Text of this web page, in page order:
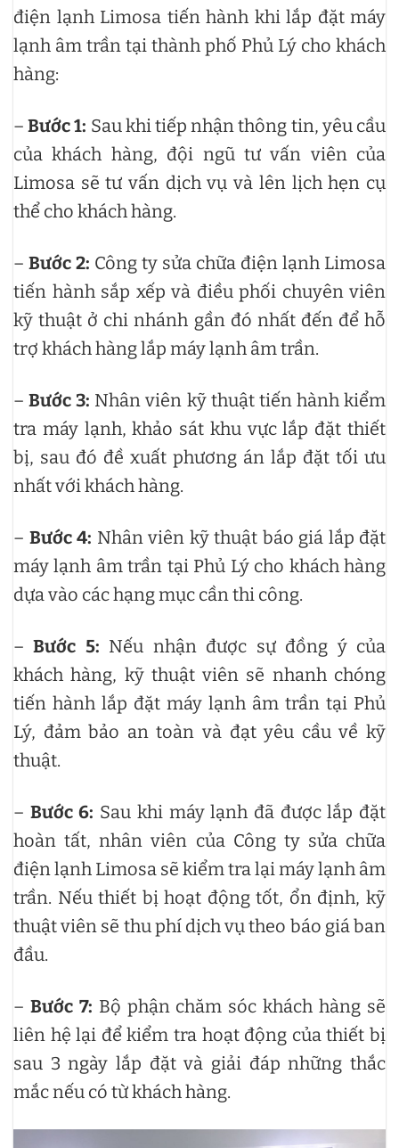
điện lạnh Limosa tiến hành khi lắp đặt máy
lạnh âm trần tại thành phố Phủ Lý cho khách
hàng:
–Bước 1: Sau khi tiếp nhận thông tin, yêu cầu
của khách hàng, đội ngũ tư vấn viên của
Limosa sẽ tư vấn dịch vụ và lên lịch hẹn cụ
thể cho khách hàng.
– Bước 2: Công ty sửa chữa điện lạnh Limosa
tiến hành sắp xếp và điều phối chuyên viên
kỹ thuật ở chi nhánh gần đó nhất đến để hỗ
trợ khách hàng lắp máy lạnh âm trần.
–Bước 3: Nhân viên kỹ thuật tiến hành kiểm
tra máy lạnh, khảo sát khu vực lắp đặt thiết
bị, sau đó đề xuất phương án lắp đặt tối ưu
nhất với khách hàng.
– Bước 4: Nhân viên kỹ thuật báo giá lắp đặt
máy lạnh âm trần tại Phủ Lý cho khách hàng
dựa vào các hạng mục cần thi công.
–Bước 5: Nếu nhận được sự đồng ý của
khách hàng, kỹ thuật viên sẽ nhanh chóng
tiến hành lắp đặt máy lạnh âm trần tại Phủ
Lý, đảm bảo an toàn và đạt yêu cầu về kỹ
thuật.
– Bước 6: Sau khi máy lạnh đã được lắp đặt
hoàn tất, nhân viên của Công ty sửa chữa
điện lạnh Limosa sẽ kiểm tra lại máy lạnh âm
trần. Nếu thiết bị hoạt động tốt, ổn định, kỹ
thuật viên sẽ thu phí dịch vụ theo báo giá ban
đầu.
– Bước 7: Bộ phận chăm sóc khách hàng sẽ
liên hệ lại để kiểm tra hoạt động của thiết bị
sau 3 ngày lắp đặt và giải đáp những thắc
mắc nếu có từ khách hàng.